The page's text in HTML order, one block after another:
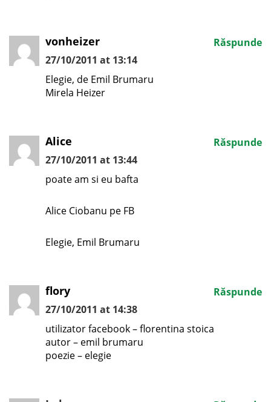
vonheizer
27/10/2011 at 13:14
Elegie, de Emil Brumaru
Mirela Heizer
Răspunde
Alice
27/10/2011 at 13:44
poate am si eu bafta
Alice Ciobanu pe FB
Elegie, Emil Brumaru
Răspunde
flory
27/10/2011 at 14:38
utilizator facebook – florentina stoica
autor – emil brumaru
poezie – elegie
Răspunde